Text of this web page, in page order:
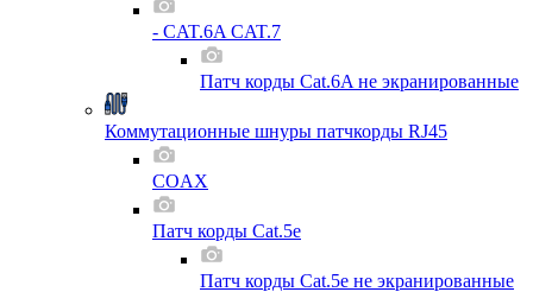
- CAT.6A CAT.7
Патч корды Cat.6A не экранированные
Коммутационные шнуры патчкорды RJ45
COAX
Патч корды Cat.5e
Патч корды Cat.5e не экранированные